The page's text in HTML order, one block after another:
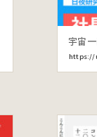
宇宙
https://